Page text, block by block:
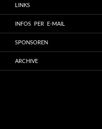
LINKS
INFOS PER E-MAIL
SPONSOREN
ARCHIVE